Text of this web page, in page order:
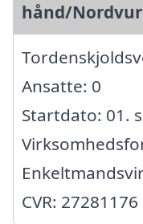
hånd/
Ansatte: 0
Startdato: 01.
CVR: 27281176